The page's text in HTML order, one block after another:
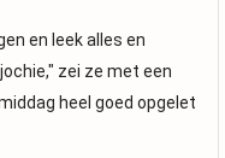
en leek alles en
zei ze met een
heel goed opgelet